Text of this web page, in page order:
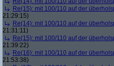
Re(15): mit 100/110 auf der
21:29:15)
Re(14): mit 100/110 auf der
21:31:11)
Re(15): mit 100/110 auf der
21:39:22)
Re(16): mit 100/110 auf der
21:53:38)